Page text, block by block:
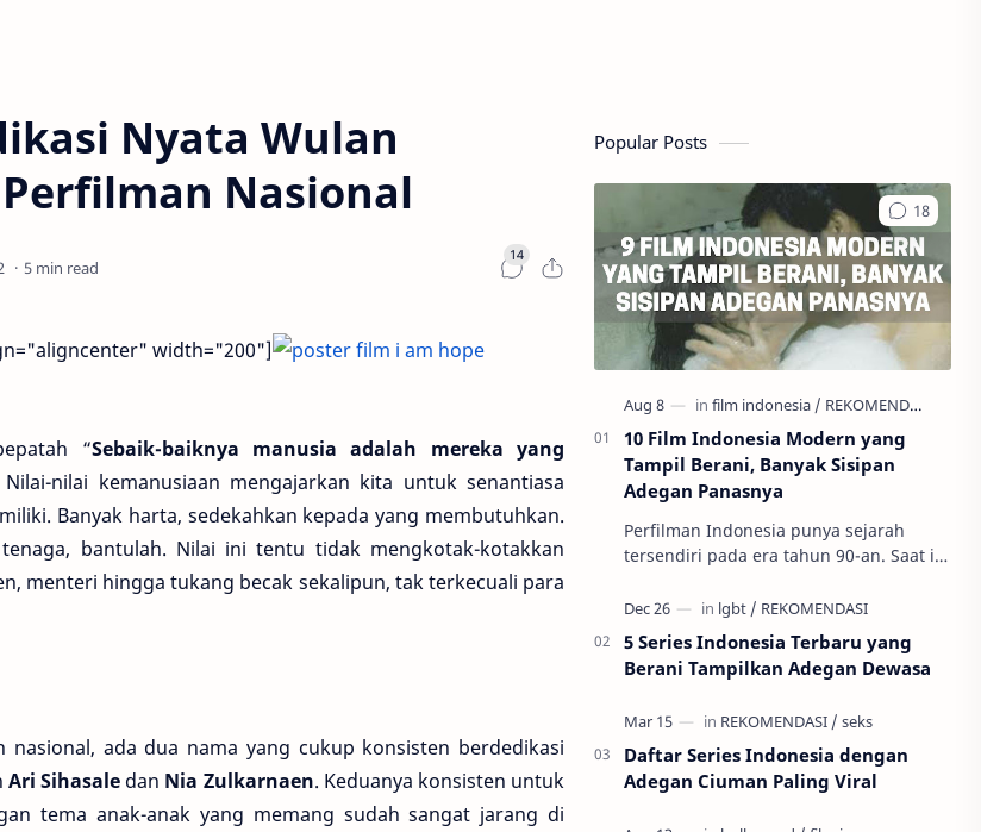
Nyata Wulan
Nasional
5 min read
width="200"]
“Sebaik-baiknya manusia adalah mereka yang
Nilai-nilai kemanusiaan mengajarkan kita untuk senantiasa
Banyak harta, sedekahkan kepada yang membutuhkan.
bantulah. Nilai ini tentu tidak mengkotak-kotakkan
menteri hingga tukang becak sekalipun, tak terkecuali para
ada dua nama yang cukup konsisten berdedikasi
Ari Sihasale dan Nia Zulkarnaen. Keduanya konsisten untuk
tema anak-anak yang memang sudah sangat jarang di
Popular Posts
10 Film Indonesia Modern yang
Tampil Berani, Banyak Sisipan
Adegan Panasnya
Perfilman Indonesia punya sejarah
tersendiri pada era tahun 90-an. Saat itu
tertinggi perfilman, Festival…
5 Series Indonesia Terbaru yang
Berani Tampilkan Adegan Dewasa
Daftar Series Indonesia dengan
Adegan Ciuman Paling Viral